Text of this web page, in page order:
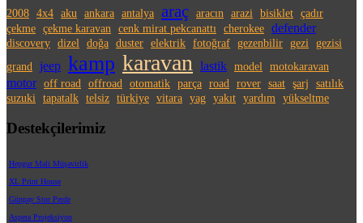
2008 4x4 aku ankara antalya araç aracın arazi bisiklet çadır
çekme çekme karavan cenk mirat pekcanattı cherokee defender
discovery dizel doğa duster elektrik fotoğraf gezenbilir gezi
gezisi
grand
jeep kamp karavan lastik model motokaravan
motor off road offroad otomatik parça road rover saat şarj
satılık
suzuki
tapatalk telsiz türkiye vitara yag yakıt yardım yükseltme
Destekçilerimiz
Hepgur Mali Müşavirlik
XL Print House
Günpay Stor Perde
Aspera Projeksiyon